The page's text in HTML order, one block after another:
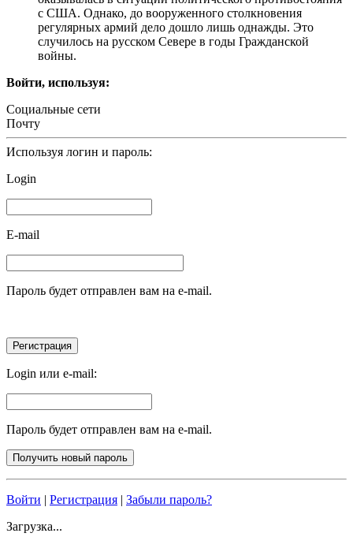
с США. Однако, до вооруженного столкновения
регулярных армий дело дошло лишь однажды. Это
случилось на русском Севере в годы Гражданской
войны.
Войти, используя:
Социальные сети
Почту
Используя логин и пароль:
Login
E-mail
Пароль будет отправлен вам на e-mail.
Login или e-mail:
Пароль будет отправлен вам на e-mail.
Войти | Регистрация | Забыли пароль?
Загрузка...